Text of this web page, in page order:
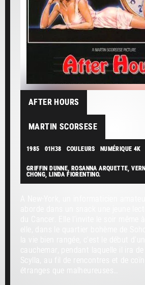
AFTER HOURS
MARTIN SCORSESE
1985 01H38 COULEURS NUMÉRIQUE 4K
GRIFFIN DUNNE, ROSANNA ARQUETTE,
CHONG, LINDA FIORENTINO.
Scylla, au fil de rencontres et de
étranges que malheureuses…